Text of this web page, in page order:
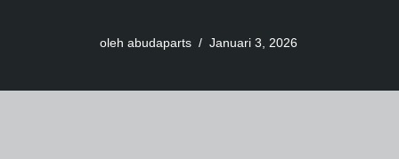
oleh abudaparts Januari 3, 2026